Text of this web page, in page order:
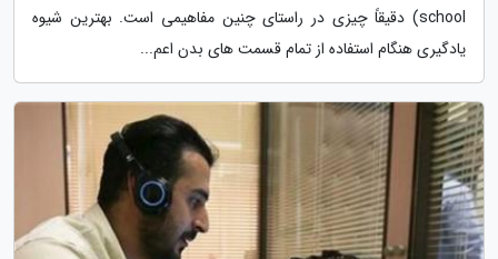
school) دقیقاً چیزی در راستای چنین مفاهیمی است. بهترین شیوه
یادگیری هنگام استفاده از تمام قسمت های بدن اعم...